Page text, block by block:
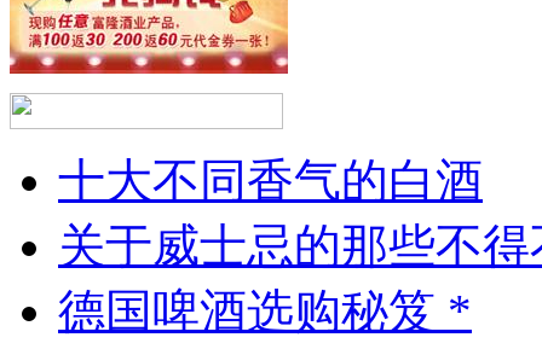
十大不同香气的白酒
关于威士忌的那些不
德国啤酒选购秘笈 *